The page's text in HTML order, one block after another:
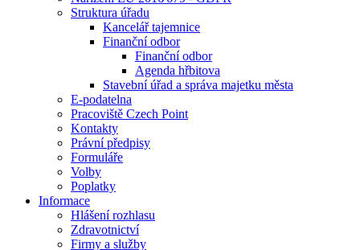
Struktura úřadu
Kancelář tajemnice
Finanční odbor
Finanční odbor
Agenda hřbitova
Stavební úřad a správa majetku města
E-podatelna
Pracoviště Czech Point
Kontakty
Právní předpisy
Formuláře
Volby
Poplatky
Informace
Hlášení rozhlasu
Zdravotnictví
Firmy a služby